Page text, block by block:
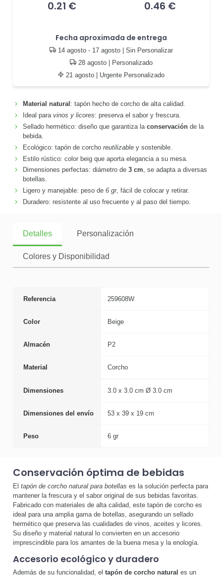
0.21 € 0.46 €
Fecha aproximada de entrega
14 agosto - 17 agosto| Sin Personalizar
28 agosto| Personalizado
21 agosto | Urgente Personalizado
Material natural : tapón hecho de corcho de alta calidad.
Ideal para vinos y licores: preserva el sabor y frescura.
Sellado hermético: diseño que garantiza la conservaciónde la
bebida.
Ecológico: tapón de corcho reutilizabley sostenible.
Estilo rústico: color beig que aporta elegancia a su mesa.
Dimensiones perfectas: diámetro de 3 cm, se adapta a diversas
botellas.
Ligero y manejable: peso de 6 gr, fácil de colocar y retirar.
Duradero: resistente al uso frecuente y al paso del tiempo.
Detalles Personalización
Colores y Disponibilidad
Referencia 259608W
Color Beige
Almacén P2
Material Corcho
Dimensiones 3.0 x 3.0 cm Ø 3.0 cm
Dimensiones del envío 53 x 39 x 19 cm
Peso 6 gr
Conservación óptima de bebidas
El tapón de corcho natural para botellas es la solución perfecta para
mantener la frescura y el sabor original de sus bebidas favoritas.
Fabricado con materiales de alta calidad, este tapón de corcho es
ideal para una amplia gama de botellas, asegurando un sellado
hermético que preserva las cualidades de vinos, aceites y licores.
Su diseño y material natural lo convierten en un accesorio
imprescindible para los amantes de la buena mesa y la enología.
Accesorio ecológico y duradero
Además de su funcionalidad, el tapón de corcho natural es un